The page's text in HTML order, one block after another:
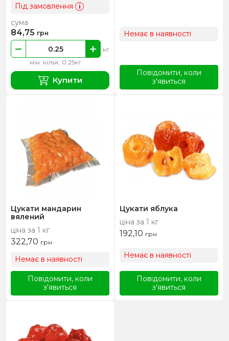
Під замовлення i
мін. кільк. 0.25кг
кг
сума
84,75 грн
Купити
Немає в наявності
Повідомити, коли
з'явиться
Цукати мандарин
вялений
ціна за 1 кг
322,70 грн
Немає в наявності
Повідомити, коли
з'явиться
Цукати яблука
ціна за 1 кг
192,10 грн
Немає в наявності
Повідомити, коли
з'явиться